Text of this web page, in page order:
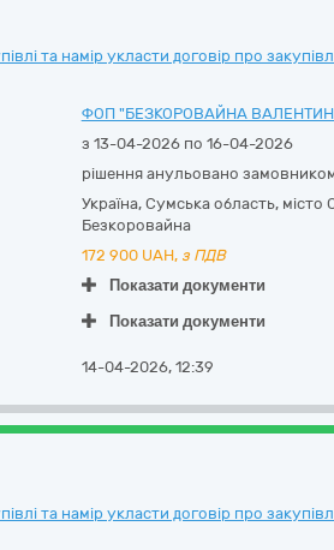
та намір укласти договір про
ФОП "БЕЗКОРОВАЙНА
з 13-04-2026 по 16-04-2026
рішення анульовано
Україна, Сумська область, місто
Безкоровайна
172 900 UAH, з ПДВ
Показати документи
Показати документи
14-04-2026, 12:39
та намір укласти договір про